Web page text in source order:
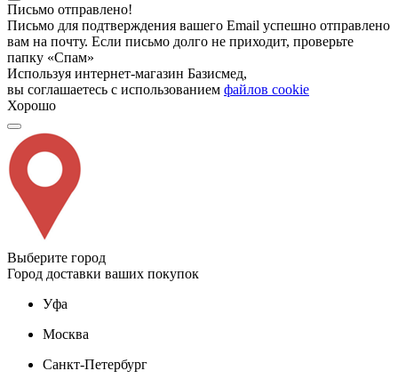
Письмо отправлено!
Письмо для подтверждения вашего Email успешно отправлено
вам на почту. Если письмо долго не приходит, проверьте
папку «Спам»
Используя интернет-магазин Базисмед,
вы соглашаетесь с использованием файлов cookie
Хорошо
Выберите город
Город доставки ваших покупок
Уфа
Москва
Санкт-Петербург